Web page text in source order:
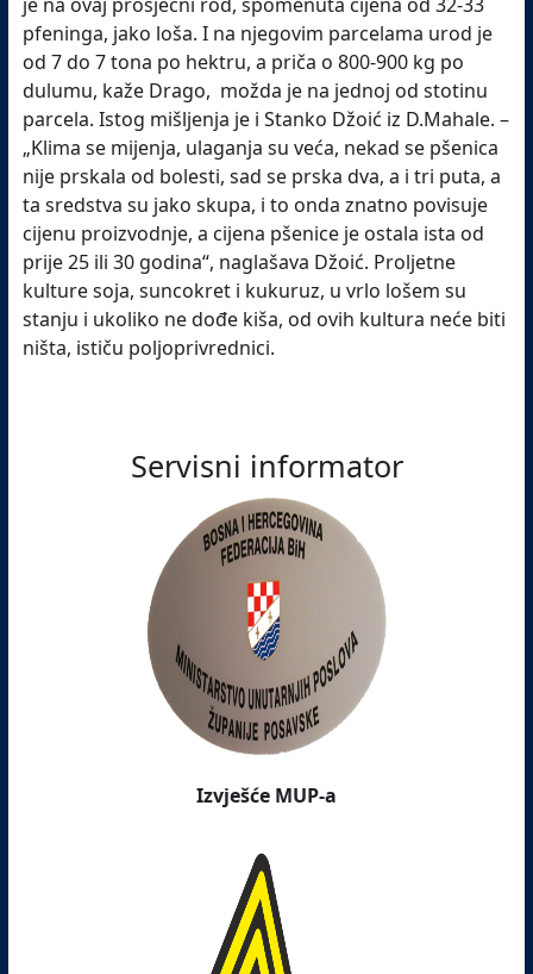
pfeninga, jako loša. I na njegovim parcelama urod je
od 7 do 7 tona po hektru, a priča o 800-900 kg po
dulumu, kaže Drago, možda je na jednoj od stotinu
parcela. Istog mišljenja je i Stanko Džoić iz D.Mahale. –
„Klima se mijenja, ulaganja su veća, nekad se pšenica
nije prskala od bolesti, sad se prska dva, a i tri puta, a
ta sredstva su jako skupa, i to onda znatno povisuje
cijenu proizvodnje, a cijena pšenice je ostala ista od
prije 25 ili 30 godina“, naglašava Džoić. Proljetne
kulture soja, suncokret i kukuruz, u vrlo lošem su
stanju i ukoliko ne dođe kiša, od ovih kultura neće biti
ništa, ističu poljoprivrednici.
Servisni informator
Izvješće MUP-a